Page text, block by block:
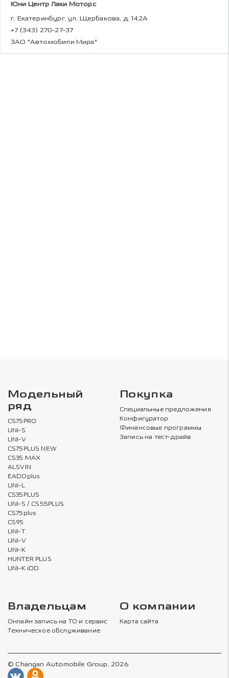
Юни Центр Лаки Моторс
г. Екатеринбург, ул. Щербакова, д. 142А
+7 (343) 270-27-37
ЗАО "Автомобили Мира"
Модельный
ряд
CS75PRO
UNI-S
UNI-V
CS75PLUS NEW
CS35 MAX
ALSVIN
EADOplus
UNI-L
CS35PLUS
UNI-S / CS55PLUS
CS75plus
CS95
UNI-T
UNI-V
UNI-K
HUNTER PLUS
UNI-K iDD
Покупка
Специальные предложения
Конфигуратор
Финансовые программы
Запись на тест-драйв
Владельцам
Онлайн запись на ТО и сервис
Техническое обслуживание
О компании
Карта сайта
© Changan Automobile Group, 2026